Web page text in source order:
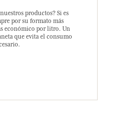
productos? Si es
por su formato más
económico por litro. Un
que evita el consumo